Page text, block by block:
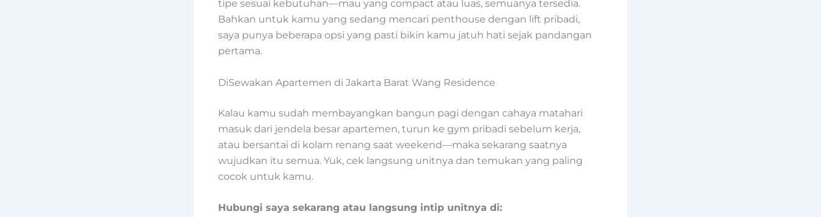
tipe sesuai kebutuhan—mau yang compact atau luas, semuanya tersedia.
Bahkan untuk kamu yang sedang mencari penthouse dengan lift pribadi,
saya punya beberapa opsi yang pasti bikin kamu jatuh hati sejak pandangan
pertama.
DiSewakan Apartemen di Jakarta Barat Wang Residence
Kalau kamu sudah membayangkan bangun pagi dengan cahaya matahari
masuk dari jendela besar apartemen, turun ke gym pribadi sebelum kerja,
atau bersantai di kolam renang saat weekend—maka sekarang saatnya
wujudkan itu semua. Yuk, cek langsung unitnya dan temukan yang paling
cocok untuk kamu.
Hubungi saya sekarang atau langsung intip unitnya di: